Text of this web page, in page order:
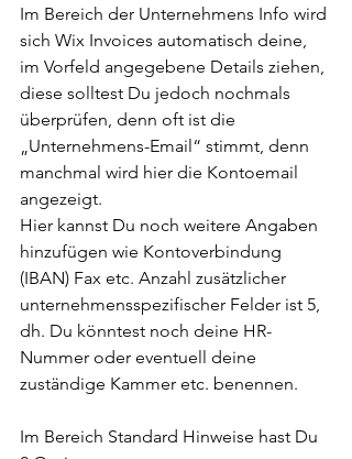
Im Bereich der Unternehmens Info wird
sich Wix Invoices automatisch deine,
im Vorfeld angegebene Details ziehen,
diese solltest Du jedoch nochmals
überprüfen, denn oft ist die
„Unternehmens-Email“ stimmt, denn
manchmal wird hier die Kontoemail
angezeigt.
Hier kannst Du noch weitere Angaben
hinzufügen wie Kontoverbindung
(IBAN) Fax etc. Anzahl zusätzlicher
unternehmensspezifischer Felder ist 5,
dh. Du könntest noch deine HR-
Nummer oder eventuell deine
zuständige Kammer etc. benennen.
Im Bereich Standard Hinweise hast Du